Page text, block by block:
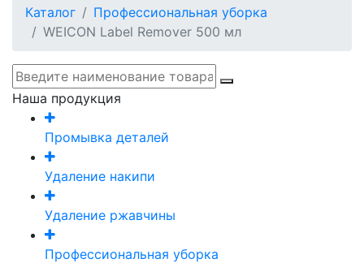
Каталог
Профессиональная уборка
WEICON Label Remover 500 мл
Наша продукция
Промывка деталей
Удаление накипи
Удаление ржавчины
Профессиональная уборка